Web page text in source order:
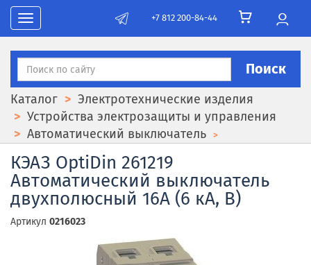
Toggle navigation
+7 812 200-84-44
Поиск
Каталог
Электротехнические изделия
Устройства электрозащиты и управления
Автоматический выключатель
КЭАЗ OptiDin 261219
Автоматический выключатель
двухполюсный 16А (6 кА, B)
Артикул 0216023